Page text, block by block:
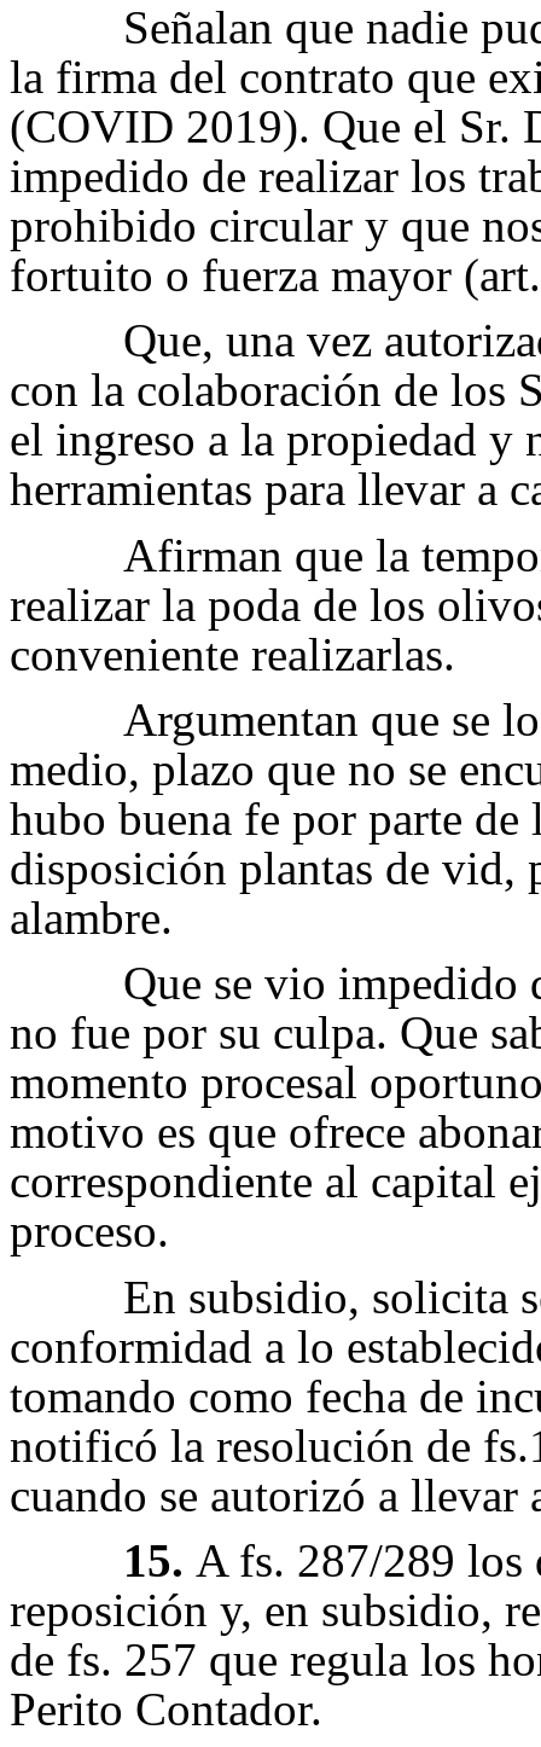
Señalan que nadie
la firma del contrato que
(COVID 2019). Que el Sr.
impedido de realizar los
prohibido circular y que
fortuito o fuerza mayor
Que, una vez
con la colaboración de los
el ingreso a la propiedad y
herramientas para llevar a
Afirman que la
realizar la poda de los
conveniente realizarlas.
Argumentan que se
medio, plazo que no se
hubo buena fe por parte de
disposición plantas de vid,
alambre.
Que se vio impedido
no fue por su culpa. Que
momento procesal
motivo es que ofrece
correspondiente al capital
proceso.
En subsidio, solicita
conformidad a lo
tomando como fecha de
notificó la resolución de
cuando se autorizó a llevar
15. A fs. 287/289 los
reposición y, en subsidio,
de fs. 257 que regula los
Perito Contador.